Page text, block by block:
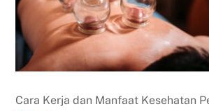
Cara Kerja dan Manfaat Kesehatan